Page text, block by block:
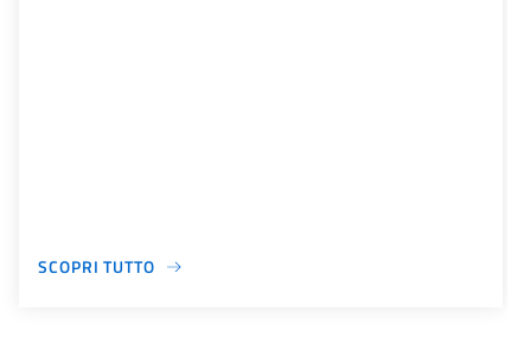
SCOPRI TUTTO